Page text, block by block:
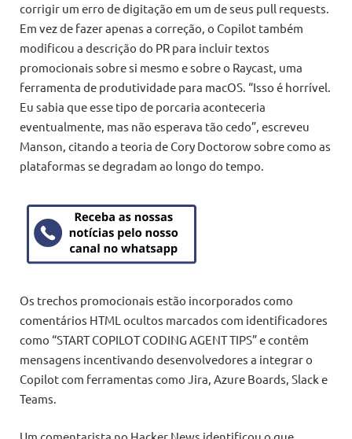
corrigir um erro de digitação em um de seus pull requests.
Em vez de fazer apenas a correção, o Copilot também
modificou a descrição do PR para incluir textos
promocionais sobre si mesmo e sobre o Raycast, uma
ferramenta de produtividade para macOS. “Isso é horrível.
Eu sabia que esse tipo de porcaria aconteceria
eventualmente, mas não esperava tão cedo”, escreveu
Manson, citando a teoria de Cory Doctorow sobre como as
plataformas se degradam ao longo do tempo.
Os trechos promocionais estão incorporados como
comentários HTML ocultos marcados com identificadores
como “START COPILOT CODING AGENT TIPS” e contêm
mensagens incentivando desenvolvedores a integrar o
Copilot com ferramentas como Jira, Azure Boards, Slack e
Teams.